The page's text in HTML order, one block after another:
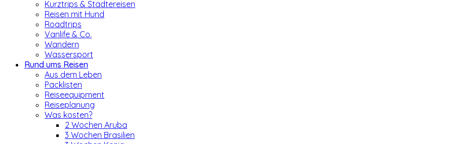
Kurztrips & Städtereisen
Reisen mit Hund
Roadtrips
Vanlife & Co.
Wandern
Wassersport
Rund ums Reisen
Aus dem Leben
Packlisten
Reiseequipment
Reiseplanung
Was kosten?
2 Wochen Aruba
3 Wochen Brasilien